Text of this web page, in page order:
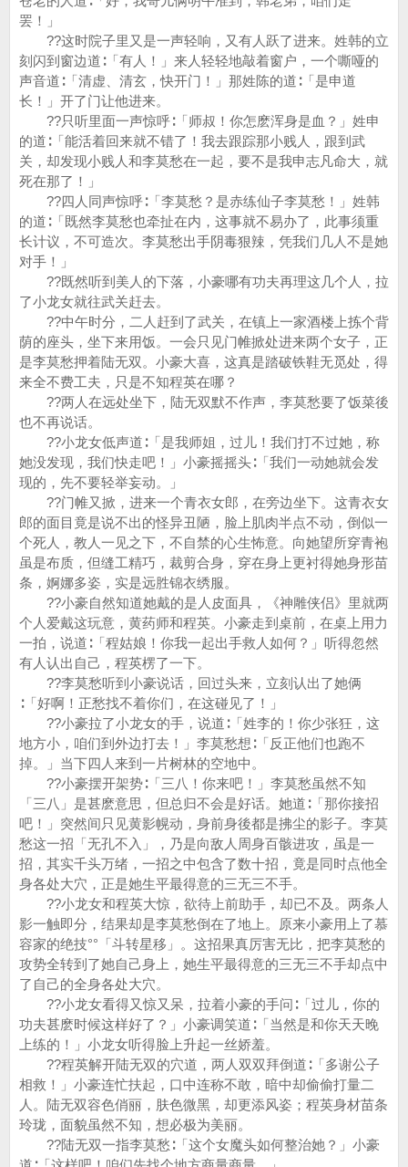
罢！」
??这时院子里又是一声轻响，又有人跃了进来。姓韩的立
刻闪到窗边道∶「有人！」来人轻轻地敲着窗户，一个嘶哑的
声音道∶「清虚、清玄，快开门！」那姓陈的道∶「是申道
长！」开了门让他进来。
??只听里面一声惊呼∶「师叔！你怎麽浑身是血？」姓申
的道∶「能活着回来就不错了！我去跟踪那小贱人，跟到武
关，却发现小贱人和李莫愁在一起，要不是我申志凡命大，就
死在那了！」
??四人同声惊呼∶「李莫愁？是赤练仙子李莫愁！」姓韩
的道∶「既然李莫愁也牵扯在内，这事就不易办了，此事须重
长计议，不可造次。李莫愁出手阴毒狠辣，凭我们几人不是她
对手！」
??既然听到美人的下落，小豪哪有功夫再理这几个人，拉
了小龙女就往武关赶去。
??中午时分，二人赶到了武关，在镇上一家酒楼上拣个背
荫的座头，坐下来用饭。一会只见门帷掀处进来两个女子，正
是李莫愁押着陆无双。小豪大喜，这真是踏破铁鞋无觅处，得
来全不费工夫，只是不知程英在哪？
??两人在远处坐下，陆无双默不作声，李莫愁要了饭菜後
也不再说话。
??小龙女低声道∶「是我师姐，过儿！我们打不过她，称
她没发现，我们快走吧！」小豪摇摇头∶「我们一动她就会发
现的，先不要轻举妄动。」
??门帷又掀，进来一个青衣女郎，在旁边坐下。这青衣女
郎的面目竟是说不出的怪异丑陋，脸上肌肉半点不动，倒似一
个死人，教人一见之下，不自禁的心生怖意。向她望所穿青袍
虽是布质，但缝工精巧，裁剪合身，穿在身上更衬得她身形苗
条，婀娜多姿，实是远胜锦衣绣服。
??小豪自然知道她戴的是人皮面具，《神雕侠侣》里就两
个人爱戴这玩意，黄药师和程英。小豪走到桌前，在桌上用力
一拍，说道∶「程姑娘！你我一起出手救人如何？」听得忽然
有人认出自己，程英楞了一下。
??李莫愁听到小豪说话，回过头来，立刻认出了她俩
∶「好啊！正愁找不着你们，在这碰见了！」
??小豪拉了小龙女的手，说道∶「姓李的！你少张狂，这
地方小，咱们到外边打去！」李莫愁想∶「反正他们也跑不
掉。」当下四人来到一片树林的空地中。
??小豪摆开架势∶「三八！你来吧！」李莫愁虽然不知
「三八」是甚麽意思，但总归不会是好话。她道∶「那你接招
吧！」突然间只见黄影幌动，身前身後都是拂尘的影子。李莫
愁这一招「无孔不入」，乃是向敌人周身百骸进攻，虽是一
招，其实千头万绪，一招之中包含了数十招，竟是同时点他全
身各处大穴，正是她生平最得意的三无三不手。
??小龙女和程英大惊，欲待上前助手，却已不及。两条人
影一触即分，结果却是李莫愁倒在了地上。原来小豪用上了慕
容家的绝技°°「斗转星移」。这招果真厉害无比，把李莫愁的
攻势全转到了她自己身上，她生平最得意的三无三不手却点中
了自己的全身各处大穴。
??小龙女看得又惊又呆，拉着小豪的手问∶「过儿，你的
功夫甚麽时候这样好了？」小豪调笑道∶「当然是和你天天晚
上练的！」小龙女听得脸上升起一丝娇羞。
??程英解开陆无双的穴道，两人双双拜倒道∶「多谢公子
相救！」小豪连忙扶起，口中连称不敢，暗中却偷偷打量二
人。陆无双容色俏丽，肤色微黑，却更添风姿；程英身材苗条
玲珑，面貌虽然不知，想必极为美丽。
??陆无双一指李莫愁∶「这个女魔头如何整治她？」小豪